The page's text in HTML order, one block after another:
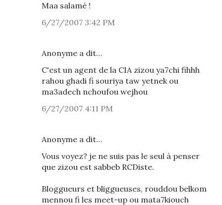
Maa salamé !
6/27/2007 3:42 PM
Anonyme a dit…
C'est un agent de la CIA zizou ya7chi fihhh
rahou ghadi fi souriya taw yetnek ou
ma3adech nchoufou wejhou
6/27/2007 4:11 PM
Anonyme a dit…
Vous voyez? je ne suis pas le seul à penser
que zizou est sabbeb RCDiste.
Bloggueurs et bliggueuses, rouddou belkom
mennou fi les meet-up ou mata7kiouch